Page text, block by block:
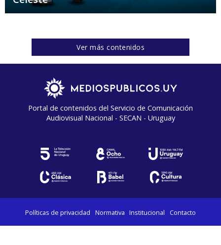
Ver más contenidos
Portal de contenidos del Servicio de Comunicación
Audiovisual Nacional - SECAN - Uruguay
Políticas de privacidad Normativa Institucional Contacto